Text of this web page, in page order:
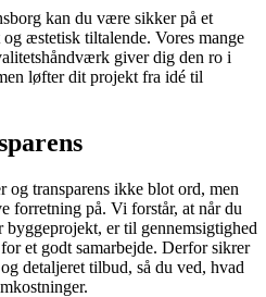
kan du være sikker på et
æstetisk tiltalende. Vores mange
giver dig den ro i
løfter dit projekt fra idé til
og transparens ikke blot ord, men
forretning på. Vi forstår, at når du
byggeprojekt, er til gennemsigtighed
et godt samarbejde. Derfor sikrer
detaljeret tilbud, så du ved, hvad